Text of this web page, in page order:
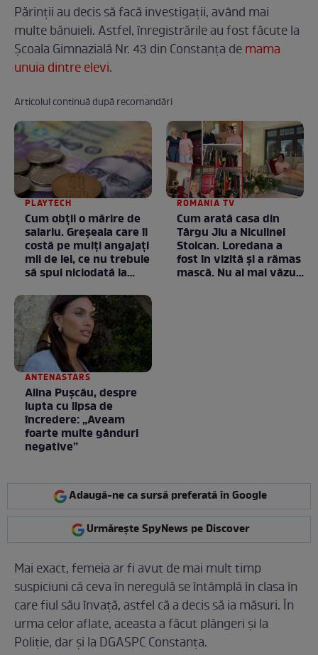
Părinții au decis să facă investigații, având mai
multe bănuieli. Astfel, înregistrările au fost făcute la
Şcoala Gimnazială Nr. 43 din Constanţa demama
unuia dintre elevi.
Articolul continuă după recomandări
PLAYTECH
Cum obții o mărire de
salariu. Greșeala care îi
costă pe mulți angajați
mii de lei, ce nu trebuie
să spui niciodată la
ROMANIA TV
Cum arată casa din
Târgu Jiu a Niculinei
Stoican. Loredana a
fost în vizită și a rămas
mască. Nu ai mai văzut
ANTENASTARS
Alina Pușcău, despre
lupta cu lipsa de
încredere: „Aveam
foarte multe gânduri
negative”
Adaugă-ne ca sursă preferată în Google
Urmărește SpyNews pe Discover
Mai exact, femeia ar fi avut de mai mult timp
suspiciuni că ceva în neregulă se întâmplă în clasa în
care fiul său învață, astfel că a decis să ia măsuri. În
urma celor aflate, aceasta a făcut plângeri şi la
Poliţie, dar şi la DGASPC Constanţa.